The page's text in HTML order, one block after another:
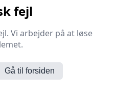
fejl
Vi arbejder på at løse
Gå til forsiden